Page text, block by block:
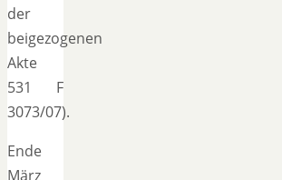
der
beigezogenen
Akte
531 F
3073/07).
Ende
März